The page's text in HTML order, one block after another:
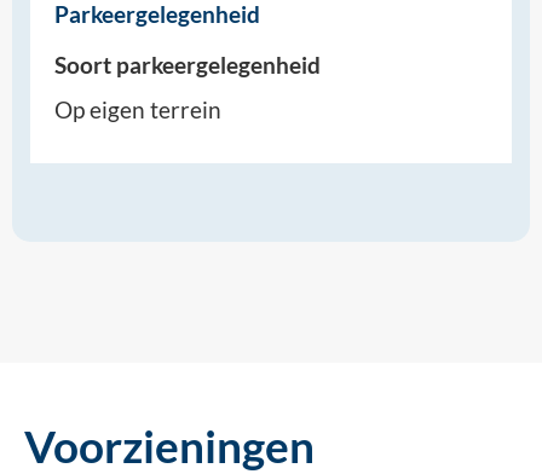
Parkeergelegenheid
Soort parkeergelegenheid
Op eigen terrein
Voorzieningen